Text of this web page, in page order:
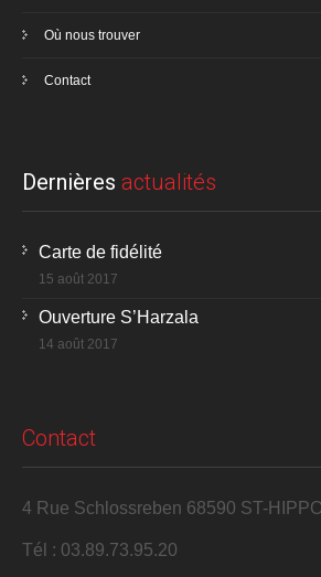
Où nous trouver
Contact
Dernières actualités
Carte de fidélité
15 août 2017
Ouverture S’Harzala
14 août 2017
Contact
4 Rue Schlossreben 68590 ST-
Tél : 03.89.73.95.20